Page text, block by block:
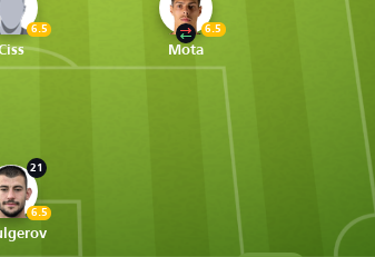
6.5 6.5
Mota
21
6.5